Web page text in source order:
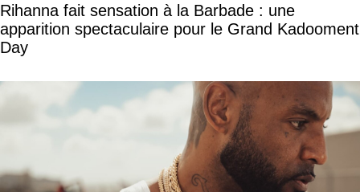
Rihanna fait sensation à la Barbade : une
apparition spectaculaire pour le Grand Kadooment
Day